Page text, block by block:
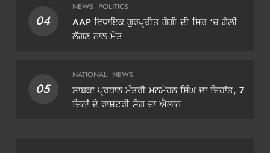
04
NEWS POLITICS
AAP ਵਿਧਾਇਕ ਗੁਰਪ੍ਰੀਤ ਗੋਗੀ ਦੀ ਸਿਰ ‘ਚ ਗੋਲ਼ੀ
ਲੱਗਣ ਨਾਲ ਮੌਤ
05
NATIONAL NEWS
ਸਾਬਕਾ ਪ੍ਰਧਾਨ ਮੰਤਰੀ ਮਨਮੋਹਨ ਸਿੰਘ ਦਾ ਦਿਹਾਂਤ, 7
ਦਿਨਾਂ ਦੇ ਰਾਸ਼ਟਰੀ ਸੋਗ ਦਾ ਐਲਾਨ